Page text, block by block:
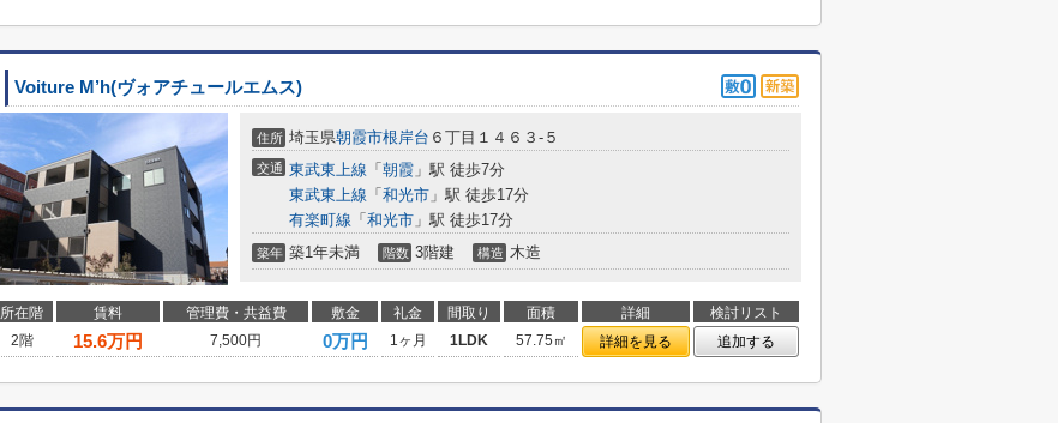
Voiture M’h(ヴォアチュールエムス)
住所 埼玉県朝霞市根岸台 ６丁目１４６３-５
交通 東武東上線 「 朝霞 」駅 徒歩7分
東武東上線 「 和光市 」駅 徒歩17分
有楽町線 「 和光市 」駅 徒歩17分
築年 築1年未満 階数 3階建 構造 木造
所在階 賃料 管理費・共益費 敷金 礼金 間取り 面積 詳細
検討リスト
2階
15.6万円 7,500円 0万円 1ヶ月 1LDK 57.75㎡ 詳細を見る 追加する